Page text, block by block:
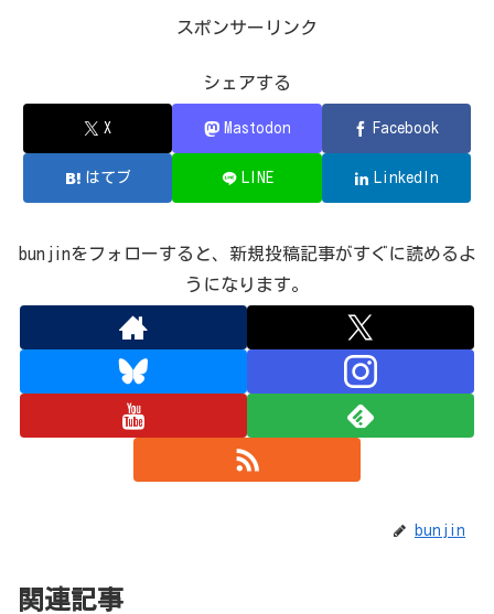
スポンサーリンク
シェアする
X Mastodon Facebook
はてブ LINE LinkedIn
bunjinをフォローすると、新規投稿記事がすぐに読めるよ
うになります。
bunjin
関連記事